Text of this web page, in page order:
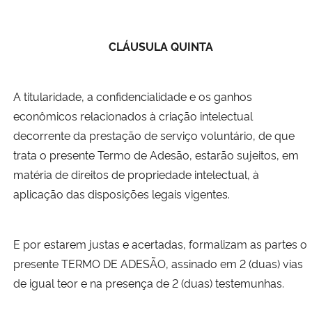
CLÁUSULA QUINTA
A titularidade, a confidencialidade e os ganhos
econômicos relacionados à criação intelectual
decorrente da prestação de serviço voluntário, de que
trata o presente Termo de Adesão, estarão sujeitos, em
matéria de direitos de propriedade intelectual, à
aplicação das disposições legais vigentes.
E por estarem justas e acertadas, formalizam as partes o
presente TERMO DE ADESÃO, assinado em 2 (duas) vias
de igual teor e na presença de 2 (duas) testemunhas.